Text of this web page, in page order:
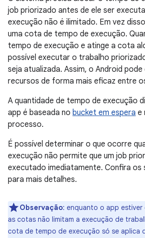
job priorizado antes de ele ser
execução não é ilimitado. Em vez
uma cota de tempo de execução.
tempo de execução e atinge a cota
possível executar o trabalho
seja atualizada. Assim, o Android pode
recursos de forma mais eficaz entre
A quantidade de tempo de execução
app é baseada no bucket em espera e
processo.
É possível determinar o que ocorre
execução não permite que um job
executado imediatamente. Confira os
para mais detalhes.
Observação: enquanto o app estiver
as cotas não limitam a execução de
cota de tempo de execução só se aplica